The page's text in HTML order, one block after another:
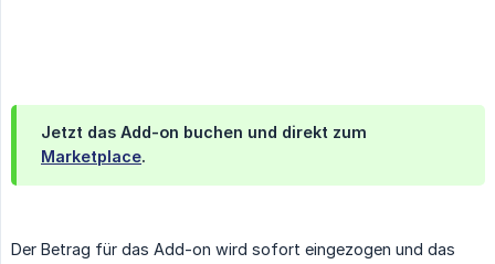
Jetzt das Add-on buchen und direkt zum
Marketplace.
Der Betrag für das Add-on wird sofort eingezogen und das